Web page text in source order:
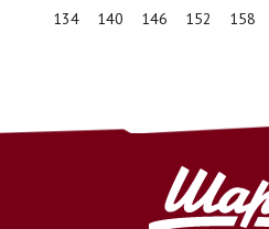
счет ФЛП (ФОП)по
2.3. После подтверждения оплаты
3. Важные условия
134 140 146 152 158